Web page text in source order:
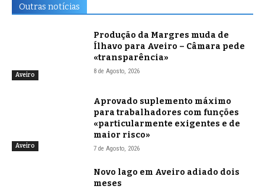
Outras notícias
Aveiro
Produção da Margres muda de
Ílhavo para Aveiro – Câmara pede
«transparência»
8 de Agosto, 2026
Aveiro
Aprovado suplemento máximo
para trabalhadores com funções
«particularmente exigentes e de
maior risco»
7 de Agosto, 2026
Novo lago em Aveiro adiado dois
meses